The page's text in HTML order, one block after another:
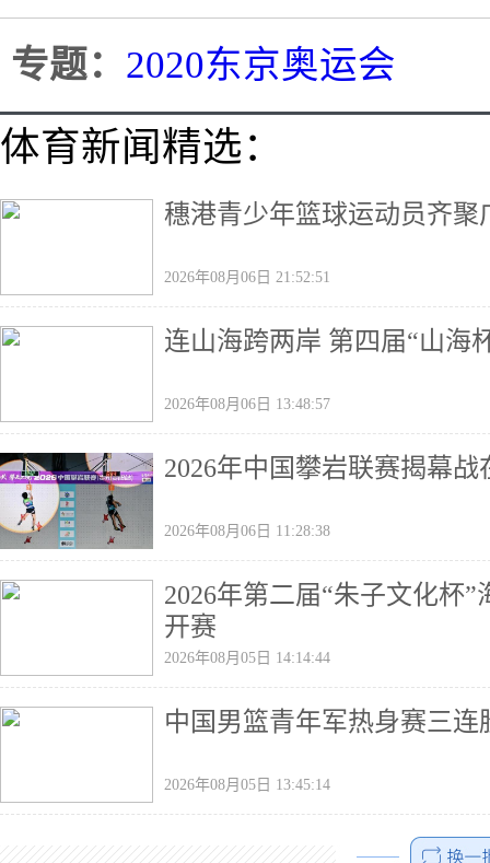
专题： 2020东京奥运会
体育新闻精选：
穗港青少年篮球运动员齐聚
2026年08月06日 21:52:51
连山海跨两岸 第四届“山海
2026年08月06日 13:48:57
2026年中国攀岩联赛揭幕
2026年08月06日 11:28:38
2026年第二届“朱子文化杯
开赛
2026年08月05日 14:14:44
中国男篮青年军热身赛三
2026年08月05日 13:45:14